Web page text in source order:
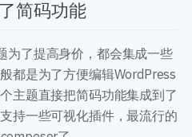
多语言主题开发
登录
简码功能
了提高身价，都会集成一些
都是为了方便编辑WordPress
主题直接把简码功能集成到了
持一些可视化插件，最流行的